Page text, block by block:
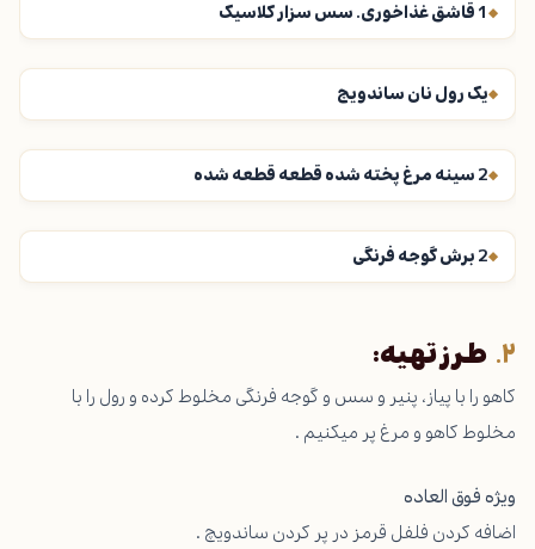
1 قاشق غذاخوری. سس سزار کلاسیک
یک رول نان ساندویچ
2 سینه مرغ پخته شده قطعه قطعه شده
2 برش گوجه فرنگی
طرز تهیه:
کاهو را با پیاز، پنیر و سس و گوجه فرنگی مخلوط کرده و رول را با
مخلوط کاهو و مرغ پر میکنیم .
ویژه فوق العاده
اضافه کردن فلفل قرمز در پر کردن ساندویچ .